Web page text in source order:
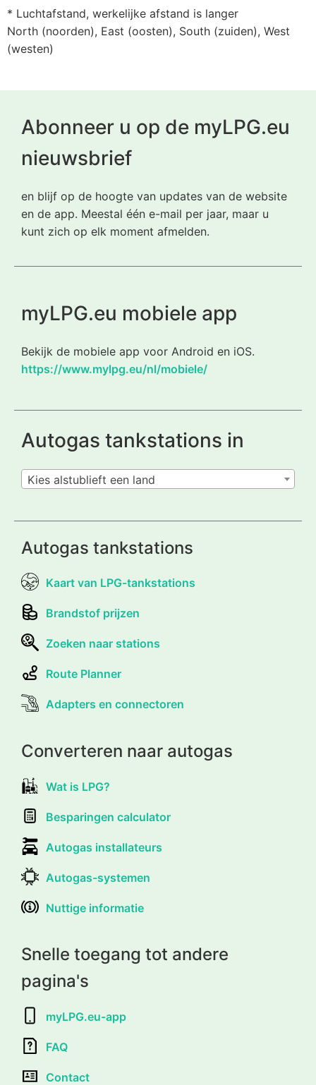
* Luchtafstand, werkelijke afstand is langer
North (noorden), East (oosten), South (zuiden), West
(westen)
Abonneer u op de myLPG.eu
nieuwsbrief
en blijf op de hoogte van updates van de website
en de app. Meestal één e-mail per jaar, maar u
kunt zich op elk moment afmelden.
myLPG.eu mobiele app
Bekijk de mobiele app voor Android en iOS.
https://www.mylpg.eu/nl/mobiele/
Autogas tankstations in
Kies alstublieft een land
Autogas tankstations
Kaart van LPG-tankstations
Brandstof prijzen
Zoeken naar stations
Route Planner
Adapters en connectoren
Converteren naar autogas
Wat is LPG?
Besparingen calculator
Autogas installateurs
Autogas-systemen
Nuttige informatie
Snelle toegang tot andere
pagina's
myLPG.eu-app
FAQ
Contact